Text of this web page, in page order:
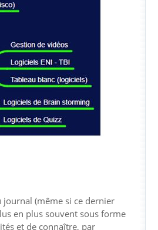
(même si ce dernier
en plus souvent sous forme
et de connaître, par